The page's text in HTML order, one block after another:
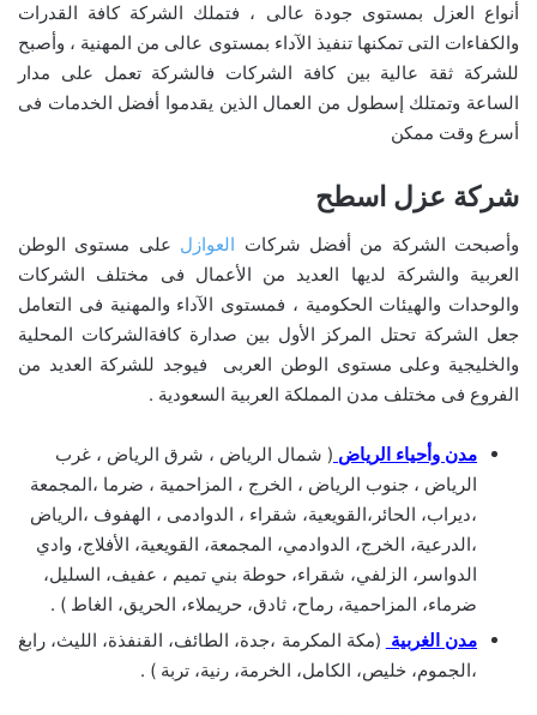
أنواع العزل بمستوى جودة عالى ، فتملك الشركة كافة القدرات
والكفاءات التى تمكنها تنفيذ الآداء بمستوى عالى من المهنية ، وأصبح
للشركة ثقة عالية بين كافة الشركات فالشركة تعمل على مدار
الساعة وتمتلك إسطول من العمال الذين يقدموا أفضل الخدمات فى
أسرع وقت ممكن
شركة عزل اسطح
وأصبحت الشركة من أفضل شركات العوازل على مستوى الوطن
العربية والشركة لديها العديد من الأعمال فى مختلف الشركات
والوحدات والهيئات الحكومية ، فمستوى الآداء والمهنية فى التعامل
جعل الشركة تحتل المركز الأول بين صدارة كافةالشركات المحلية
والخليجية وعلى مستوى الوطن العربى فيوجد للشركة العديد من
الفروع فى مختلف مدن المملكة العربية السعودية .
مدن وأحياء الرياض ( شمال الرياض ، شرق الرياض ، غرب
الرياض ، جنوب الرياض ، الخرج ، المزاحمية ، ضرما ،المجمعة
،ديراب، الحائر،القويعية، شقراء ، الدوادمى ، الهفوف ،الرياض
،الدرعية، الخرج، الدوادمي، المجمعة، القويعية، الأفلاج، وادي
الدواسر، الزلفي، شقراء، حوطة بني تميم ، عفيف، السليل،
ضرماء، المزاحمية، رماح، ثادق، حريملاء، الحريق، الغاط ) .
مدن الغربية (مكة المكرمة ،جدة، الطائف، القنفذة، الليث، رابغ
،الجموم، خليص، الكامل، الخرمة، رنية، تربة ) .